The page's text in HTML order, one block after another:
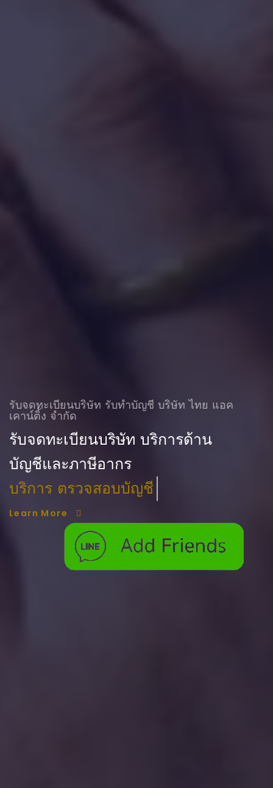
รับจดทะเบียนบริษัท รับทําบัญชี บริษัท ไทย แอค
เคาน์ติ้ง จำกัด
รับจดทะเบียนบริษัท บริการด้าน
บัญชีและภาษีอากร
บริการ ตรวจสอบบัญชี
Learn More